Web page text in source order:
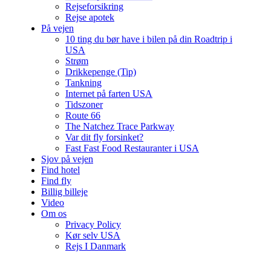
Rejseforsikring
Rejse apotek
På vejen
10 ting du bør have i bilen på din Roadtrip i
USA
Strøm
Drikkepenge (Tip)
Tankning
Internet på farten USA
Tidszoner
Route 66
The Natchez Trace Parkway
Var dit fly forsinket?
Fast Fast Food Restauranter i USA
Sjov på vejen
Find hotel
Find fly
Billig billeje
Video
Om os
Privacy Policy
Kør selv USA
Rejs I Danmark